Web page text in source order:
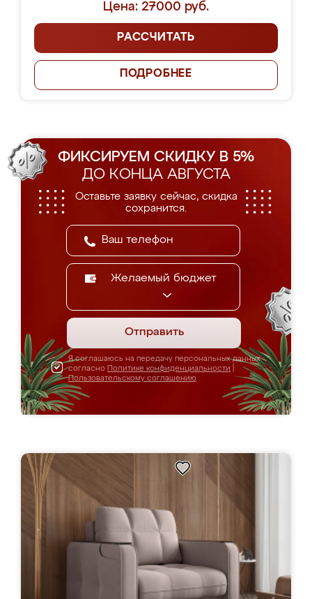
Цена: 27000 руб.
РАССЧИТАТЬ
ПОДРОБНЕЕ
ФИКСИРУЕМ СКИДКУ В 5%
ДО КОНЦА АВГУСТА
Оставьте заявку сейчас, скидка
сохранится.
Желаемый бюджет
Отправить
Я соглашаюсь на передачу персональных данных
согласно Политике конфиденциальности
Пользовательскому соглашению